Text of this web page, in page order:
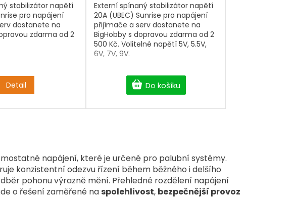
Detail
stabilizátor napětí
pro napájení
dostanete na
zdarma od 2
hvězdiček.
Do košíku
Externí spínaný stabilizátor napětí
20A (UBEC) Sunrise pro napájení
přijímače a serv dostanete na
BigHobby s dopravou zdarma od 2
500 Kč. Volitelné napětí 5V, 5.5V,
6V, 7V, 9V.
napájení, které je určené pro palubní systémy.
konzistentní odezvu řízení během běžného i delšího
pohonu výrazně mění. Přehledné rozdělení napájení
o řešení zaměřené na spolehlivost, bezpečnější provoz